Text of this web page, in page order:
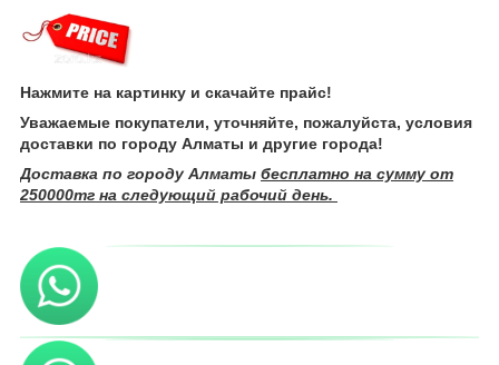
Нажмите на картинку и скачайте прайс!
Уважаемые покупатели, уточняйте, пожалуйста, условия
доставки по городу Алматы и другие города!
Доставка по городу Алматы бесплатно на сумму от
250000тг на следующий рабочий день.